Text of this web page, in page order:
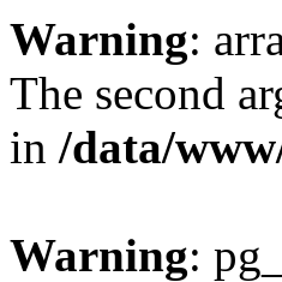
Warning:
The second
in /data/
Warning: